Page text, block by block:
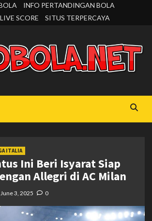
INFO PERTANDINGAN BOLA
SCORE
SITUS TERPERCAYA
ITALIA
Ini Beri Isyarat Siap
Allegri di AC Milan
June 3, 2025 0